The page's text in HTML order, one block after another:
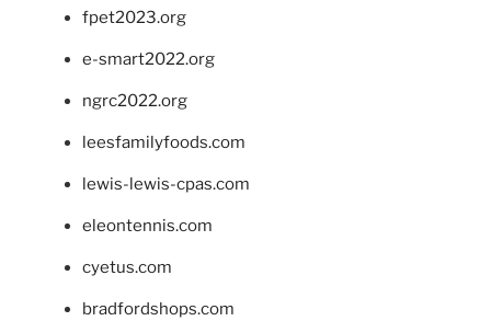
fpet2023.org
e-smart2022.org
ngrc2022.org
leesfamilyfoods.com
lewis-lewis-cpas.com
eleontennis.com
cyetus.com
bradfordshops.com